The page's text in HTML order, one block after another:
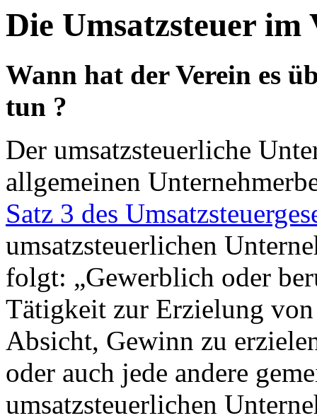
Die Umsatzsteuer im
Wann hat der Verein es
tun ?
Der umsatzsteuerliche
allgemeinen
Satz 3 des
umsatzsteuerlichen
folgt: „Gewerblich oder
Tätigkeit zur Erzielung
Absicht, Gewinn zu
oder auch jede andere
umsatzsteuerlichen